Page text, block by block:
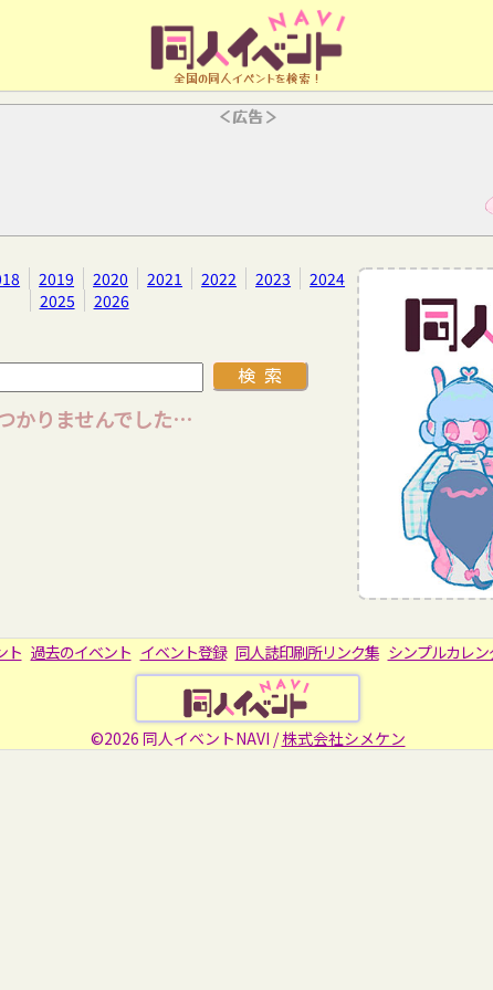
全国の同人イベントを検索！
＜広告＞
2019 2020 2021 2022 2023
2024
2025
2026
かりませんでした…
ト 過去のイベント イベント登録 同人誌印刷所リンク集 シンプルカレン
©2026 同人イベントNAVI /株式会社シメケン